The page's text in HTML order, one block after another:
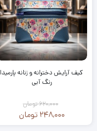
کیف آرایش دخترانه و زنانه پارمیدا
رنگ آبی
620,000تومان
248,000 تومان